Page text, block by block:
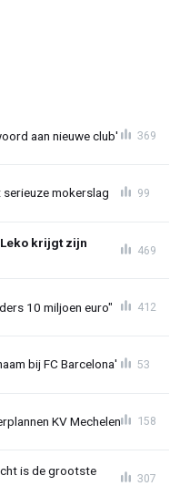
aan nieuwe club' 369
mokerslag 99
krijgt zijn
469
10 miljoen euro" 412
bij FC Barcelona' 53
KV Mechelen 158
is de grootste
307